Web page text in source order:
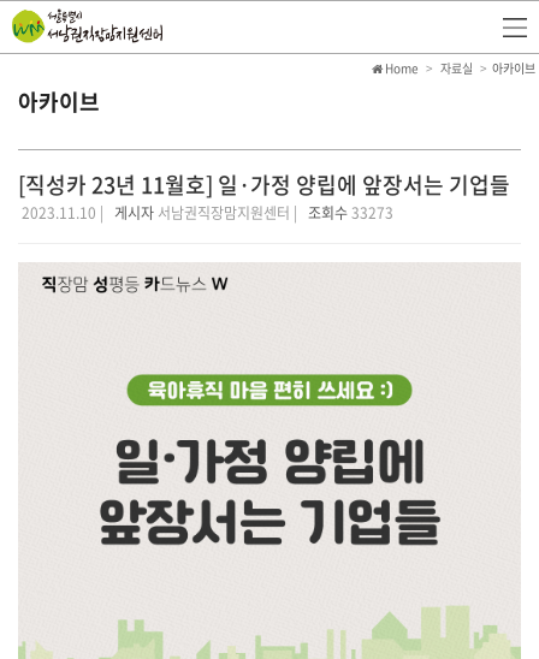
아카이브
Home 자료실 아카이브
[직성카 23년 11월호] 일·가정 양립에 앞장서는 기업들
2023.11.10 | 게시자 서남권직장맘지원센터 | 조회수33273